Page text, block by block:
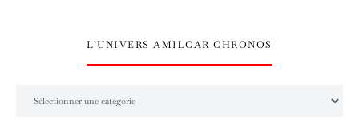
L’UNIVERS AMILCAR CHRONOS